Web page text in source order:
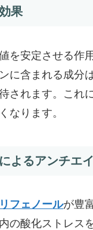
果
を安定させる作
に含まれる成分
されます。これ
なります。
よるアンチエ
フェノールが豊
の酸化ストレス